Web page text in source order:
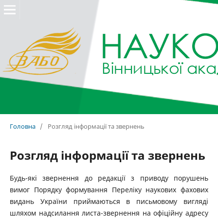
Головна / Розгляд інформації та звернень
Розгляд інформації та звернень
Будь-які звернення до редакції з приводу порушень
вимог Порядку формування Переліку наукових фахових
видань України приймаються в письмовому вигляді
шляхом надсилання листа-звернення на офіційну адресу